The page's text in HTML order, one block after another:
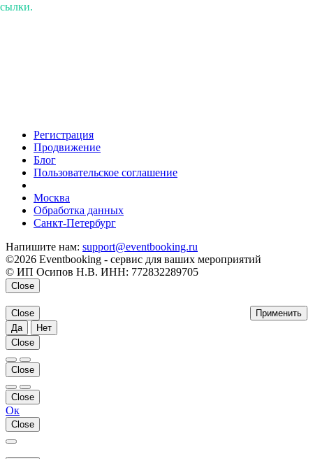
Регистрация
Продвижение
Блог
Пользовательское соглашение
Москва
Обработка данных
Санкт-Петербург
Напишите нам: support@eventbooking.ru
©2026 Eventbooking - сервис для ваших мероприятий
© ИП Осипов Н.В. ИНН: 772832289705
Close
Применить
Close
Да
Нет
Close
Close
Close
Ок
Close